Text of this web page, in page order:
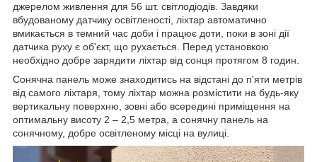
джерелом живлення для 56 шт. світлодіодів. Завдяки
вбудованому датчику освітленості, ліхтар автоматично
вмикається в темний час доби і працює доти, поки в зоні дії
датчика руху є об'єкт, що рухається. Перед установкою
необхідно добре зарядити ліхтар від сонця протягом 8 годин.
Сонячна панель може знаходитись на відстані до п'яти метрів
від самого ліхтаря, тому ліхтар можна розмістити на будь-яку
вертикальну поверхню, зовні або всередині приміщення на
оптимальну висоту 2 – 2,5 метра, а сонячну панель на
сонячному, добре освітленому місці на вулиці.